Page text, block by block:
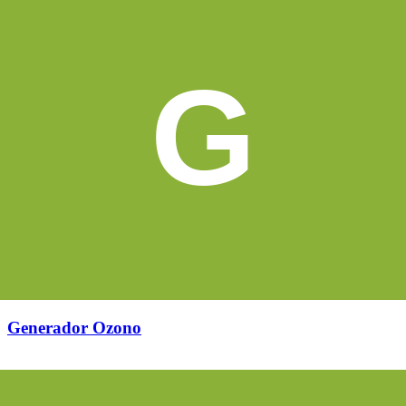
G
Generador Ozono